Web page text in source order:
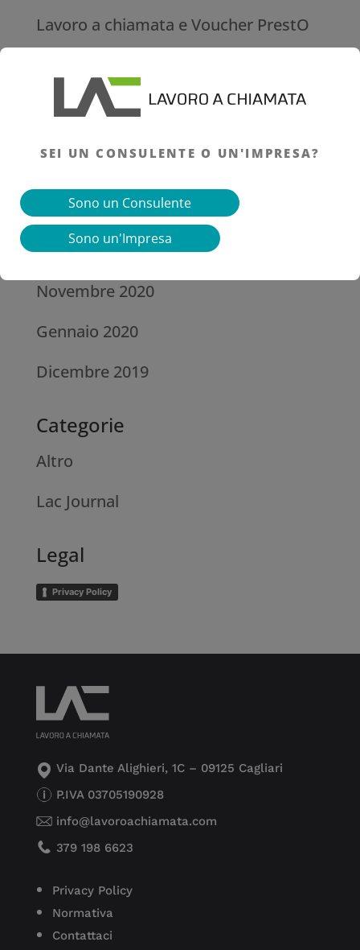
Lavoro a chiamata e Voucher PrestO
Lavoro a chiamata: i settori di
può applicare
Archivi
Novembre 2020
Gennaio 2020
Dicembre 2019
Categorie
Altro
Lac Journal
Legal
Privacy Policy
Via Dante Alighieri, 1C – 09125 Cagliari
P.IVA 03705190928
info@lavoroachiamata.com
379 198 6623
Privacy Policy
Normativa
Contattaci
SEI UN CONSULENTE O UN'IMPRESA?
Sono un Consulente
Sono un'Impresa